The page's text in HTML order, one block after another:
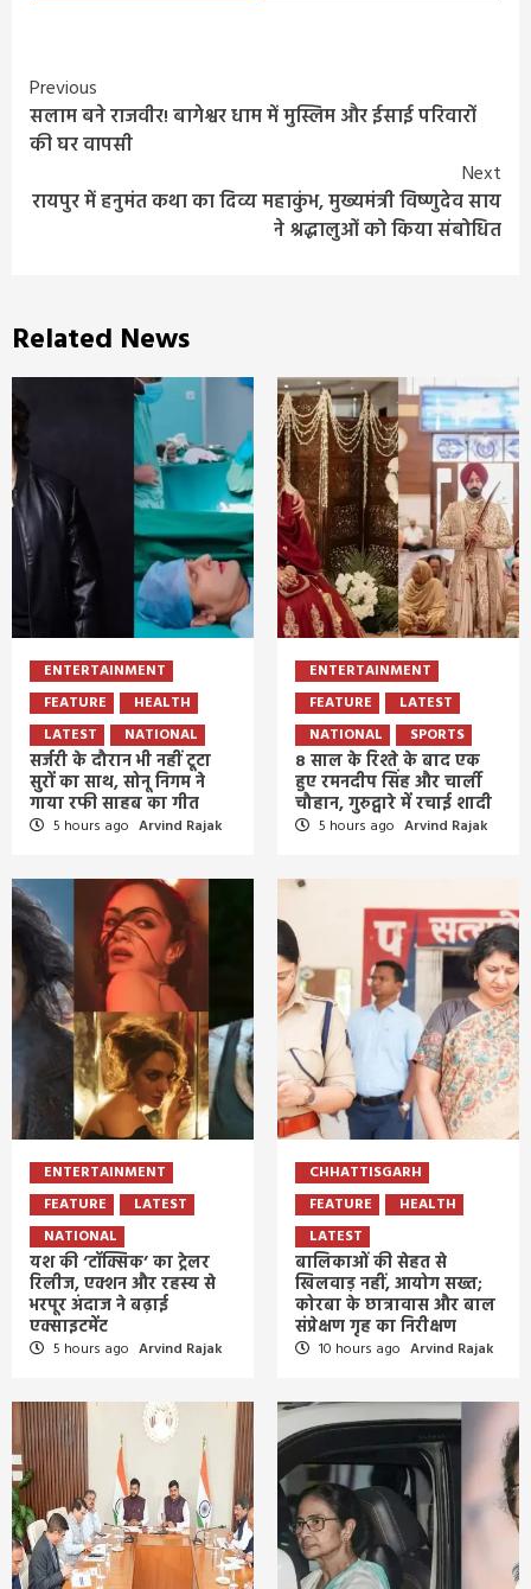
Continue
Reading
Previous
सलाम बने राजवीर! बागेश्वर धाम में मुस्लिम और ईसाई परिवारों
की घर वापसी
Next
रायपुर में हनुमंत कथा का दिव्य महाकुंभ, मुख्यमंत्री विष्णुदेव साय
ने श्रद्धालुओं को किया संबोधित
Related News
ENTERTAINMENT
FEATURE
HEALTH
LATEST
NATIONAL
सर्जरी के दौरान भी नहीं टूटा
सुरों का साथ, सोनू निगम ने
गाया रफी साहब का गीत
5 hours ago Arvind Rajak
ENTERTAINMENT
FEATURE
LATEST
NATIONAL
SPORTS
8 साल के रिश्ते के बाद एक
हुए रमनदीप सिंह और चार्ली
चौहान, गुरुद्वारे में रचाई शादी
5 hours ago Arvind Rajak
ENTERTAINMENT
FEATURE
LATEST
NATIONAL
यश की ‘टॉक्सिक’ का ट्रेलर
रिलीज, एक्शन और रहस्य से
भरपूर अंदाज ने बढ़ाई
एक्साइटमेंट
5 hours ago Arvind Rajak
CHHATTISGARH
FEATURE
HEALTH
LATEST
बालिकाओं की सेहत से
खिलवाड़ नहीं, आयोग सख्त;
कोरबा के छात्रावास और बाल
संप्रेक्षण गृह का निरीक्षण
10 hours ago Arvind Rajak